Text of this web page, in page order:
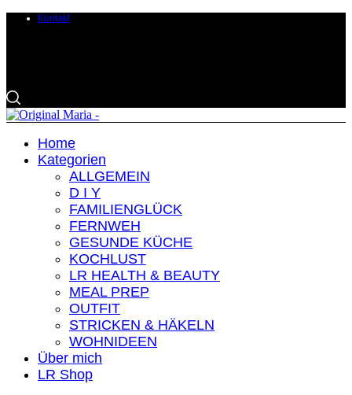
Kontakt
Home
Kategorien
ALLGEMEIN
D I Y
FAMILIENGLÜCK
FERNWEH
GESUNDE KÜCHE
KOCHLUST
LR HEALTH & BEAUTY
MEAL PREP
OUTFIT
STRICKEN & HÄKELN
WOHNIDEEN
Über mich
LR Shop